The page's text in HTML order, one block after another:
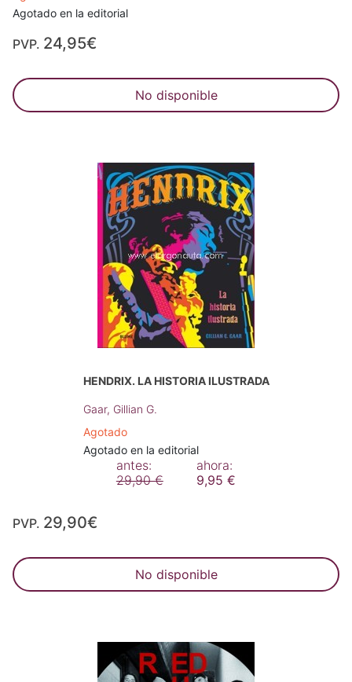
Agotado en la editorial
PVP. 24,95€
No disponible
HENDRIX. LA HISTORIA ILUSTRADA
Gaar, Gillian G.
Agotado
Agotado en la editorial
antes:
29,90 €
ahora:
9,95 €
PVP. 29,90€
No disponible